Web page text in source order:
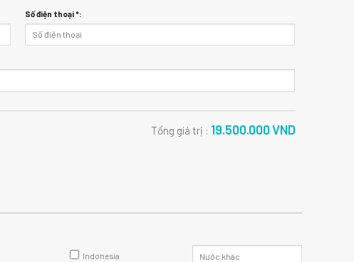
Số điện thoại *:
Tổng giá trị : 19.500.000VND
Indonesia